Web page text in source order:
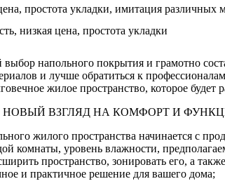
простота укладки, имитация различных
низкая цена, простота укладки
напольного покрытия и грамотно
и лучше обратиться к
жилое пространство, которое будет
НОВЫЙ ВЗГЛЯД НА КОМФОРТ И
жилого пространства начинается с
комнаты, уровень влажности,
пространство, зонировать его, а
и практичное решение для вашего дома;